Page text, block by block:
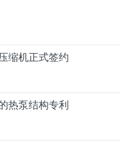
缩机正式签约
热泵结构专利